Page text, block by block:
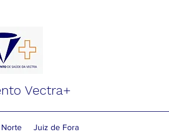
Vectra+
Norte Juiz de Fora